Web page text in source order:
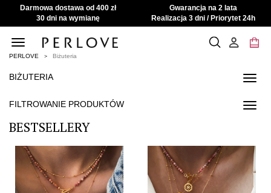
Darmowa dostawa od 400 zł
Gwarancja na 2 lata
30 dni na wymianę
Realizacja 3 dni / Priorytet 24h
Toggle
navigation
PERLOVE Biżuteria
BIŻUTERIA
FILTROWANIE PRODUKTÓW
BESTSELLERY